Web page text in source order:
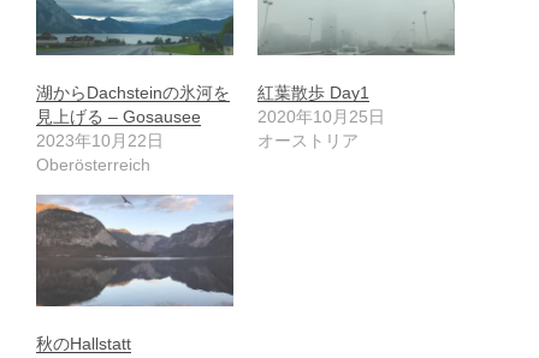
湖からDachsteinの氷河を
見上げる – Gosausee
2023年10月22日
Oberösterreich
紅葉散歩 Day1
2020年10月25日
オーストリア
秋のHallstatt